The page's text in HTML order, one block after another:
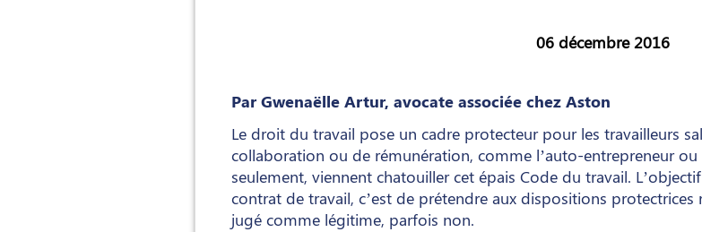
06 décembre 2016
Par Gwenaëlle Artur, avocate associée chez Aston
Le droit du travail pose un cadre protecteur pour les travailleurs
collaboration ou de rémunération, comme l’auto-entrepreneur
seulement, viennent chatouiller cet épais Code du travail.
contrat de travail, c’est de prétendre aux dispositions protectrices
jugé comme légitime, parfois non.